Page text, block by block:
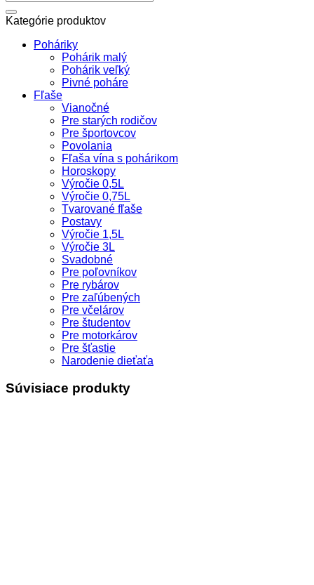
Kategórie produktov
Poháriky
Pohárik malý
Pohárik veľký
Pivné poháre
Fľaše
Vianočné
Pre starých rodičov
Pre športovcov
Povolania
Fľaša vína s pohárikom
Horoskopy
Výročie 0,5L
Výročie 0,75L
Tvarované fľaše
Postavy
Výročie 1,5L
Výročie 3L
Svadobné
Pre poľovníkov
Pre rybárov
Pre zaľúbených
Pre včelárov
Pre študentov
Pre motorkárov
Pre šťastie
Narodenie dieťaťa
Súvisiace produkty